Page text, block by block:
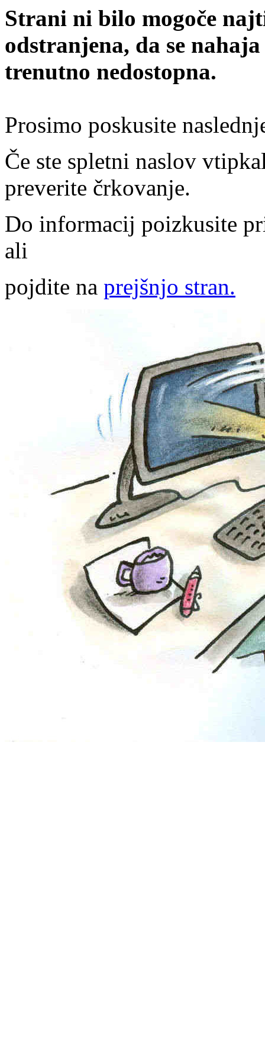
Strani ni bilo mogoče
odstranjena, da se
trenutno nedostopna.
Prosimo poskusite
Če ste spletni naslov
preverite črkovanje.
Do informacij poizkusite
ali
pojdite na prejšnjo stran.